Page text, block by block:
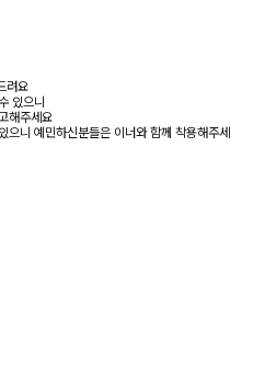
려요
있으니
해주세요
으니 예민하신분들은 이너와 함께 착용해주세